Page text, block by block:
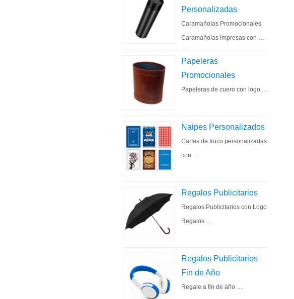
Personalizadas
Caramañolas Promocionales
Caramañolas impresas con …
Papeleras
Promocionales
Papeleras de cuero con logo …
Naipes Personalizados
Cartas de truco personalizadas
con …
Regalos Publicitarios
Regalos Publicitarios con Logo
Regalos …
Regalos Publicitarios
Fin de Año
Regale a fin de año …